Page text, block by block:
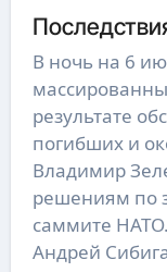
В ночь на 6
результате
погибших и
Владимир
решениям по
саммите
Андрей